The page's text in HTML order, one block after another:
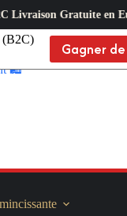
Europe ✦
(B2C) Gagner